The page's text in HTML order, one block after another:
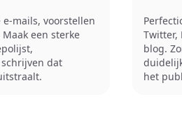
e-mails, voorstellen
een sterke
dat
Twitter,
blog.
het